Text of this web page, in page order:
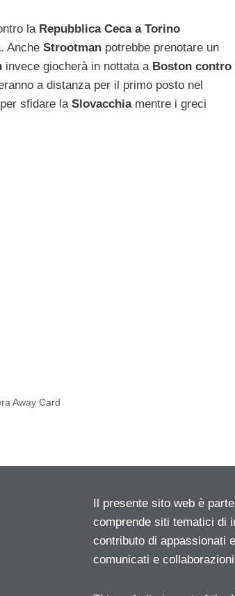
la Repubblica Ceca a Torino
Anche Strootman potrebbe prenotare un
invece giocherà in nottata a Boston contro
a distanza per il primo posto nel
sfidare laSlovacchiamentre i greci
Away Card
Il presente sito web è
comprende siti tematici di
contributo di appassionati
comunicati e